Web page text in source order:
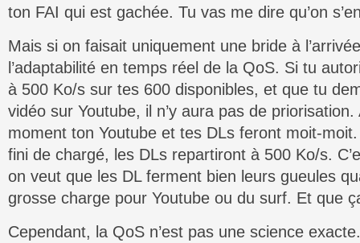
ton FAI qui est gachée. Tu vas me dire qu’on
Mais si on faisait uniquement une bride à
l’adaptabilité en temps réel de la QoS. Si tu
à 500 Ko/s sur tes 600 disponibles, et que tu
vidéo sur Youtube, il n’y aura pas de priorisation.
moment ton Youtube et tes DLs feront moit-
fini de chargé, les DLs repartiront à 500 Ko/s.
on veut que les DL ferment bien leurs gueules
grosse charge pour Youtube ou du surf. Et que
Cependant, la QoS n’est pas une science